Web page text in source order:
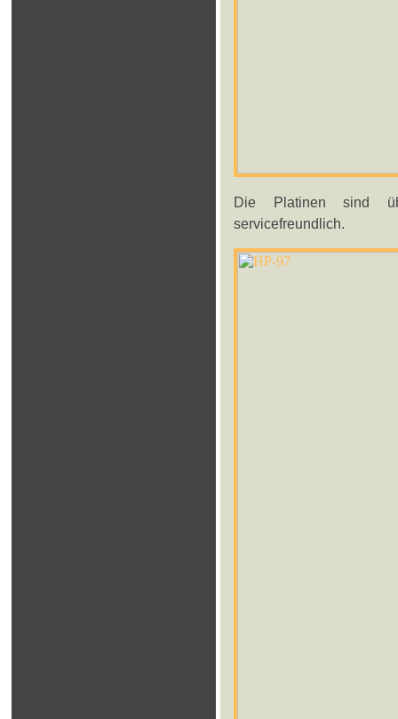
Die Platinen sind
servicefreundlich.